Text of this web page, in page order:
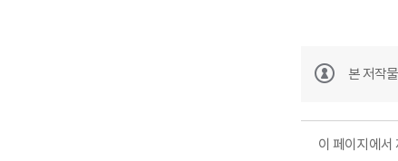
본 저작
이 페이지에서